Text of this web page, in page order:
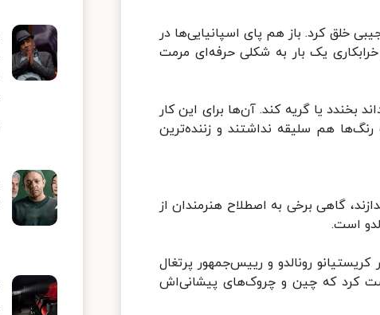
خلق کرد. باز هم پای اسپانیایی‌ها در
یک بار به شکلی حرفه‌ای مرمت
بخندد یا گریه کند. آن‌ها برای این‌ کار
رنگ‌ها هم سلیقه نداشتند و زننده‌ترین
گاهی برخی به اصطلاح هنرمندان از
است.
شهر مادیرا با حضور کریستیانو رونالدو و رییس‌جمهور پرتغال
کرد که چین‌ و چروک‌های پیشانی‌اش